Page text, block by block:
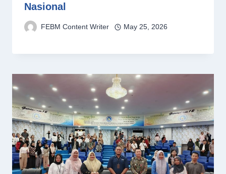
Nasional
FEBM Content Writer May 25, 2026